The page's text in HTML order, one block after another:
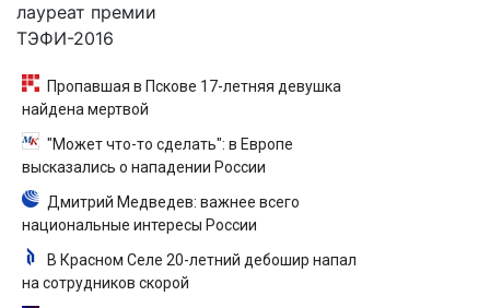
лауреат премии
ТЭФИ-2016
Пропавшая в Пскове 17-летняя девушка
найдена мертвой
"Может что-то сделать": в Европе
высказались о нападении России
Дмитрий Медведев: важнее всего
национальные интересы России
В Красном Селе 20-летний дебошир напал
на сотрудников скорой